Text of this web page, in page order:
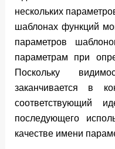
нескольких
шаблонах функций
параметров
параметрам при
Поскольку
заканчивается в
соответствующий
последующего
качестве имени